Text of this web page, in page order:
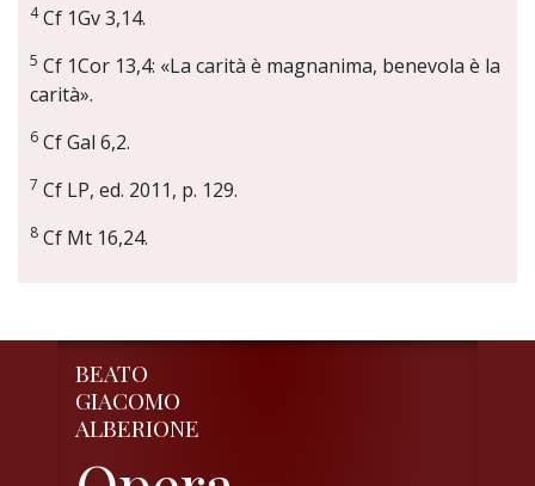
4Cf 1Gv 3,14.
5 Cf 1Cor 13,4: «La carità è magnanima, benevola è la
carità».
6 Cf Gal 6,2.
7 Cf LP, ed. 2011, p. 129.
8 Cf Mt 16,24.
BEATO
GIACOMO
ALBERIONE